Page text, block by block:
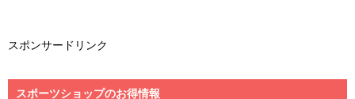
スポンサードリンク
スポーツショップのお得情報